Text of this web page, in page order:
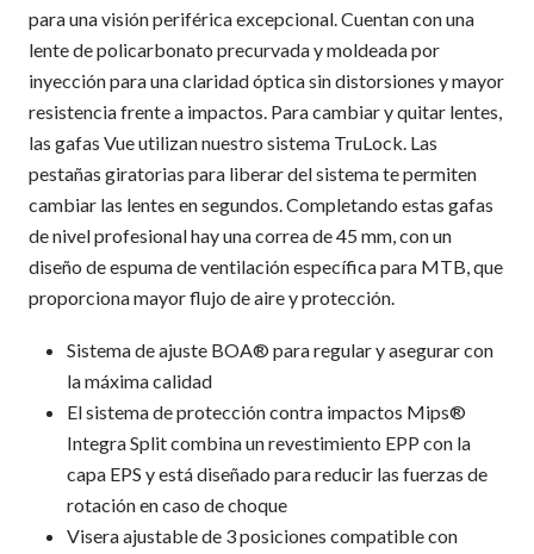
para una visión periférica excepcional. Cuentan con una
lente de policarbonato precurvada y moldeada por
inyección para una claridad óptica sin distorsiones y mayor
resistencia frente a impactos. Para cambiar y quitar lentes,
las gafas Vue utilizan nuestro sistema TruLock. Las
pestañas giratorias para liberar del sistema te permiten
cambiar las lentes en segundos. Completando estas gafas
de nivel profesional hay una correa de 45 mm, con un
diseño de espuma de ventilación específica para MTB, que
proporciona mayor flujo de aire y protección.
Sistema de ajuste BOA® para regular y asegurar con
la máxima calidad
El sistema de protección contra impactos Mips®
Integra Split combina un revestimiento EPP con la
capa EPS y está diseñado para reducir las fuerzas de
rotación en caso de choque
Visera ajustable de 3 posiciones compatible con